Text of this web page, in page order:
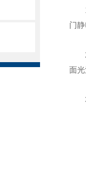
1
门
2
面
3